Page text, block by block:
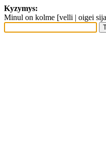
Kyzymys:
Minul on kolme [velli | oigei